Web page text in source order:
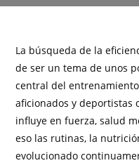
La búsqueda de la
de ser un tema de unos
central del
aficionados y deportistas
influye en fuerza, salud
eso las rutinas, la
evolucionado